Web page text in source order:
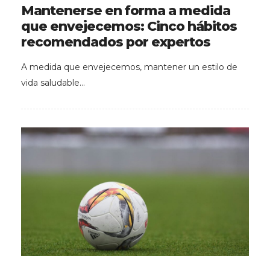
Mantenerse en forma a medida
que envejecemos: Cinco hábitos
recomendados por expertos
A medida que envejecemos, mantener un estilo de
vida saludable…